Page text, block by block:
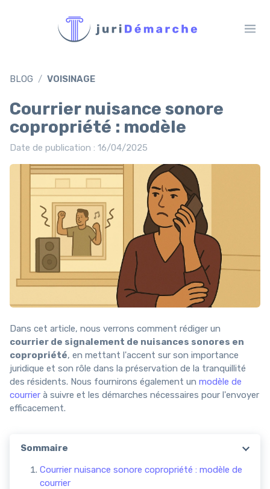
BLOG VOISINAGE
Courrier nuisance sonore
copropriété : modèle
Date de publication : 16/04/2025
Dans cet article, nous verrons comment rédiger un
courrier de signalement de nuisances sonores en
copropriété, en mettant l'accent sur son importance
juridique et son rôle dans la préservation de la tranquillité
des résidents. Nous fournirons également un modèle de
courrier à suivre et les démarches nécessaires pour l'envoyer
efficacement.
Sommaire
Courrier nuisance sonore copropriété : modèle de
courrier